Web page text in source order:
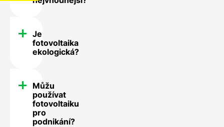
Je
fotovoltaika
ekologická?
Můžu
používat
fotovoltaiku
pro
podnikání?